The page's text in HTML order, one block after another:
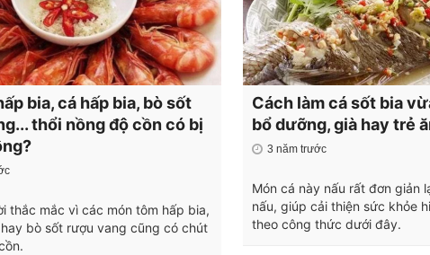
bia, cá hấp bia, bò sốt
thổi nồng độ cồn có bị
thắc mắc vì các món tôm hấp bia,
bò sốt rượu vang cũng có chút
Cách làm cá sốt bia
bổ dưỡng, già hay trẻ
3 năm trước
Món cá này nấu rất đơn giản
nấu, giúp cải thiện sức khỏe
theo công thức dưới đây.